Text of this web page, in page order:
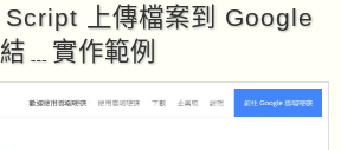
上傳檔案到 Google
﹍實作範例